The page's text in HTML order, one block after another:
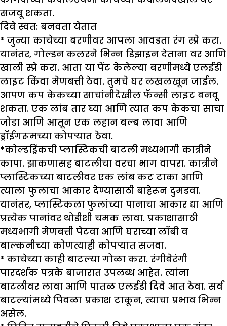
सजवू शकता.
दिवे स्वत: बनवता येतात
* जुन्या काचेच्या बरणीवर आपला आवडता रंग स्प्रे करा.
यानंतर, गोल्डन कलरने भिन्न डिझाइन देताना वर आणि
खाली स्प्रे करा. आता या पेंट केलेल्या बरणीमध्ये एलईडी
लाइट किंवा मेणबत्ती ठेवा. तुमचे घर लखलखून जाईल.
आपण कप केकच्या साचांनीदेखील फॅन्सी लाइट बनवू
शकता. एक लांब तार घ्या आणि त्यात कप केकचा साचा
जोडा आणि आतून एक लहान बल्ब लावा आणि
ड्रॉईंगरूमच्या कोपऱ्यात ठेवा.
*कोल्डड्रिंकची प्लास्टिकची बाटली मध्यभागी कात्रीने
कापा. झाकणासह बाटलीचा वरचा भाग वापरा. कात्रीने
प्लास्टिकच्या बाटलीवर एक लांब कट टाका आणि
त्याला फुलाचा आकार देण्यासाठी बाहेरून दुमडवा.
यानंतर, प्लास्टिकला फुलांच्या पानाचा आकार द्या आणि
प्रत्येक पानांवर थोडीशी चमक लावा. प्रकाशासाठी
मध्यभागी मेणबत्ती पेटवा आणि घराच्या लॉबी व
बाल्कनीच्या कोणत्याही कोपऱ्यात सजवा.
* काचेच्या काही बाटल्या गोळा करा. रंगीबेरंगी
पारदर्शक पत्रके बाजारात उपलब्ध आहेत. त्यांना
बाटलीवर लावा आणि पातळ एलईडी दिवे आत ठेवा. सर्व
बाटल्यांमध्ये पिवळा प्रकाश टाकून, त्याचा प्रभाव भिन्न
असेल.